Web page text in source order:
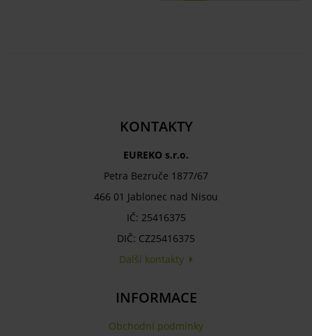
KONTAKTY
EUREKO s.r.o.
Petra Bezruče 1877/67
466 01 Jablonec nad Nisou
IČ: 25416375
DIČ: CZ25416375
Další kontakty
INFORMACE
Obchodní podmínky